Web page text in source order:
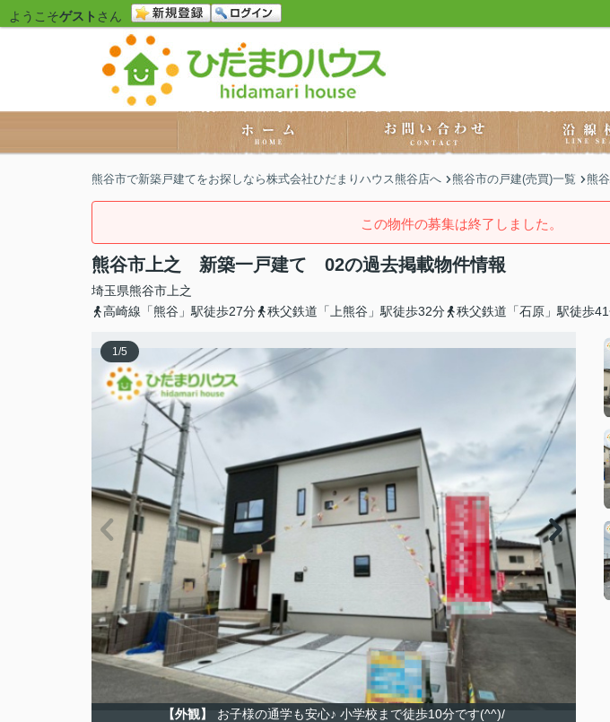
ようこそゲスト さん
熊谷市で新築戸建てをお探しなら株式会社ひだまりハウス熊谷店へ 熊谷市の戸建(売買)一覧 熊
この物件の募集は終了しました。
熊谷市上之 新築一戸建て 02の過去掲載物件情報
埼玉県熊谷市 上之
高崎線「熊谷」駅徒歩27分
秩父鉄道「上熊谷」駅徒歩32分 秩父鉄道「石原」駅徒歩
1/5
【外観】 お子様の通学も安心♪ 小学校まで徒歩10分です(^^)/